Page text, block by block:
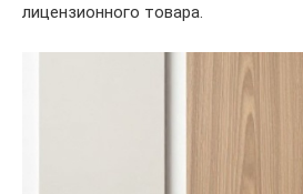
лицензионного товара.